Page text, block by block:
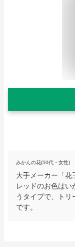
みかんの花(50代・女性)
大手メーカー「花
レッドのお色は
うタイプで、ト
です。